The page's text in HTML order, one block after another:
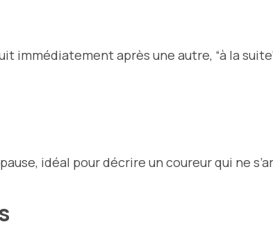
immédiatement après une autre, “à la
idéal pour décrire un coureur qui ne